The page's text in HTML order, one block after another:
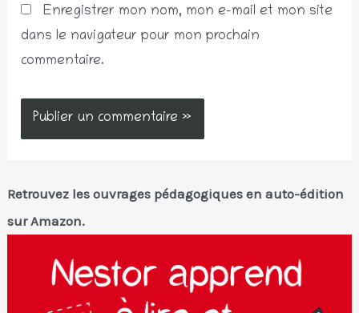
Retrouvez les ouvrages pédagogiques en auto-édition
sur Amazon.
Enregistrer mon nom, mon e-mail et mon site
dans le navigateur pour mon prochain
commentaire.